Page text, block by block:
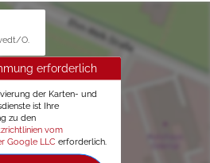
O.
erforderlich
der Karten- und
ist Ihre
zu den
vom
Google LLC erforderlich.